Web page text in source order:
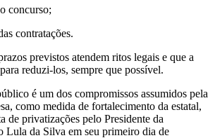
concurso;
contratações.
previstos atendem ritos legais e que a
reduzi-los, sempre que possível.
é um dos compromissos assumidos pela
como medida de fortalecimento da estatal,
de privatizações pelo Presidente da
Lula da Silva em seu primeiro dia de